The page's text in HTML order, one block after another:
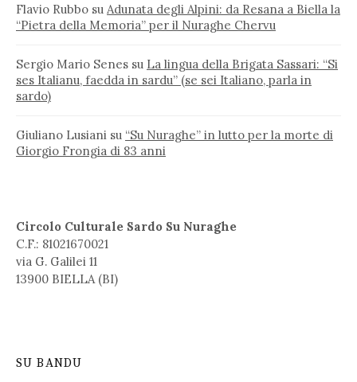
Flavio Rubbo su Adunata degli Alpini: da Resana a Biella la
“Pietra della Memoria” per il Nuraghe Chervu
Sergio Mario Senes su La lingua della Brigata Sassari: “Si
ses Italianu, faedda in sardu” (se sei Italiano, parla in
sardo)
Giuliano Lusiani su “Su Nuraghe” in lutto per la morte di
Giorgio Frongia di 83 anni
Circolo Culturale Sardo Su Nuraghe
C.F.: 81021670021
via G. Galilei 11
13900 BIELLA (BI)
SU BANDU